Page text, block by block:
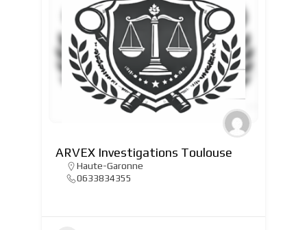
ARVEX Investigations Toulouse
Haute-Garonne
0633834355